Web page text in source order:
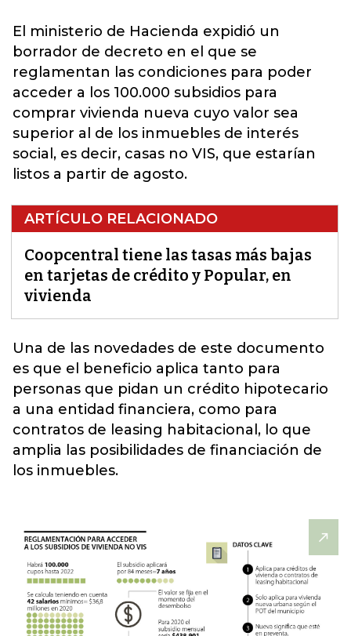
El ministerio de Hacienda expidió un
borrador de decreto en el que se
reglamentan las condiciones para poder
acceder a los 100.000 subsidios para
comprar vivienda nueva cuyo valor sea
superior al de los inmuebles de interés
social, es decir, casas no VIS, que estarían
listos a partir de agosto.
ARTÍCULO RELACIONADO
Coopcentral tiene las tasas más bajas
en tarjetas de crédito y Popular, en
vivienda
Una de las novedades de este documento
es que el beneficio aplica tanto para
personas que pidan un crédito hipotecario
a una entidad financiera, como para
contratos de leasing habitacional, lo que
amplia las posibilidades de financiación de
los inmuebles.